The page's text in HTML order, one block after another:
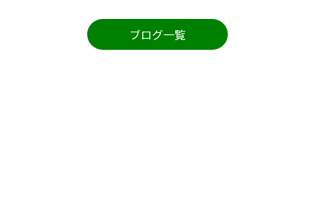
ブログ一覧